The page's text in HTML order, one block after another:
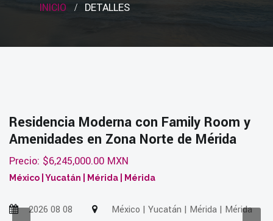
INICIO DETALLES
Residencia Moderna con Family Room y
Amenidades en Zona Norte de Mérida
Precio: $6,245,000.00 MXN
México | Yucatán | Mérida | Mérida
2026 08 08 México | Yucatán | Mérida | Mérida